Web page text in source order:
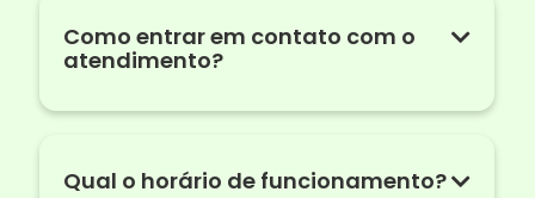
Como entrar em contato com o
atendimento?
Qual o horário de funcionamento?